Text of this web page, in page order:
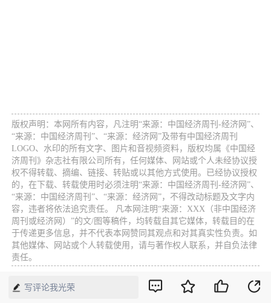
版权声明：本网所有内容，凡注明“来源：中国经济周刊-经济网”、
“来源：中国经济周刊”、“来源：经济网”及带有中国经济周刊
LOGO、水印的所有文字、图片和音视频资料，版权均属《中国经
济周刊》杂志社有限公司所有，任何媒体、网站或个人未经协议授
权不得转载、摘编、链接、转贴或以其他方式使用。已经协议授权
的，在下载、转载使用时必须注明“来源：中国经济周刊-经济网”、
“来源：中国经济周刊”、“来源：经济网”，不得改动标题及文字内
容，违者将依法追究责任。 凡本网注明“来源：XXX（非中国经济
周刊或经济网）”的文/图等稿件，均转载自其它媒体，转载目的在
于传递更多信息，并不代表本网赞同其观点和对其真实性负责。如
其他媒体、网站或个人转载使用，请与著作权人联系，并自负法律
责任。
写评论我光荣